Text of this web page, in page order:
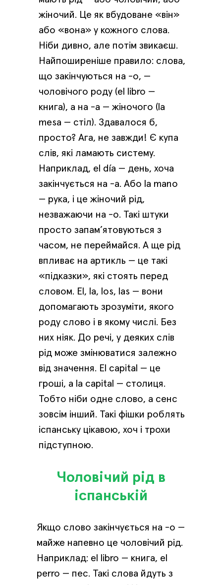
жіночий. Це як вбудоване «він»
або «вона» у кожного слова.
Ніби дивно, але потім звикаєш.
Найпоширеніше правило: слова,
що закінчуються на -о, —
чоловічого роду (el libro —
книга), а на -а — жіночого (la
mesa — стіл). Здавалося б,
просто? Ага, не завжди! Є купа
слів, які ламають систему.
Наприклад, el día — день, хоча
закінчується на -а. Або la mano
— рука, і це жіночий рід,
незважаючи на -о. Такі штуки
просто запам’ятовуються з
часом, не переймайся. А ще рід
впливає на артикль — це такі
«підказки», які стоять перед
словом. El, la, los, las — вони
допомагають зрозуміти, якого
роду слово і в якому числі. Без
них ніяк. До речі, у деяких слів
рід може змінюватися залежно
від значення. El capital — це
гроші, а la capital — столиця.
Тобто ніби одне слово, а сенс
зовсім інший. Такі фішки роблять
іспанську цікавою, хоч і трохи
підступною.
Чоловічий рід в
іспанській
Якщо слово закінчується на -о —
майже напевно це чоловічий рід.
Наприклад: el libro — книга, el
perro — пес. Такі слова йдуть з